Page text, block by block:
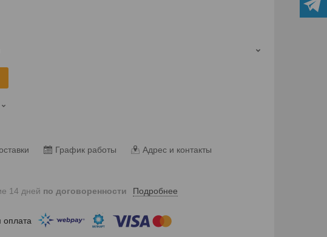
График работы Адрес и контакты
14 дней по договоренности Подробнее